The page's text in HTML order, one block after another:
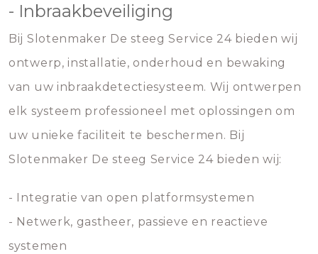
- Inbraakbeveiliging
Bij Slotenmaker De steeg Service 24 bieden wij
ontwerp, installatie, onderhoud en bewaking
van uw inbraakdetectiesysteem. Wij ontwerpen
elk systeem professioneel met oplossingen om
uw unieke faciliteit te beschermen. Bij
Slotenmaker De steeg Service 24 bieden wij:
- Integratie van open platformsystemen
- Netwerk, gastheer, passieve en reactieve
systemen